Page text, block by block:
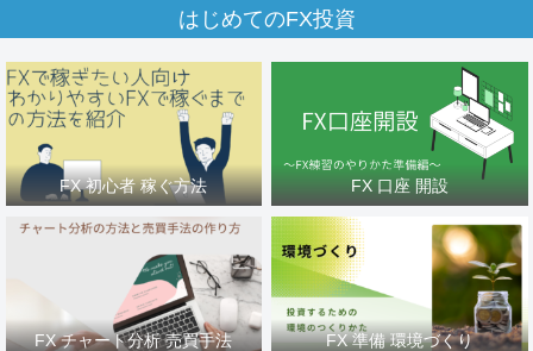
はじめてのFX投資
FX 初心者 稼ぐ方法 FX 口座 開設
FX チャート分析 売買手法 FX 準備 環境づくり